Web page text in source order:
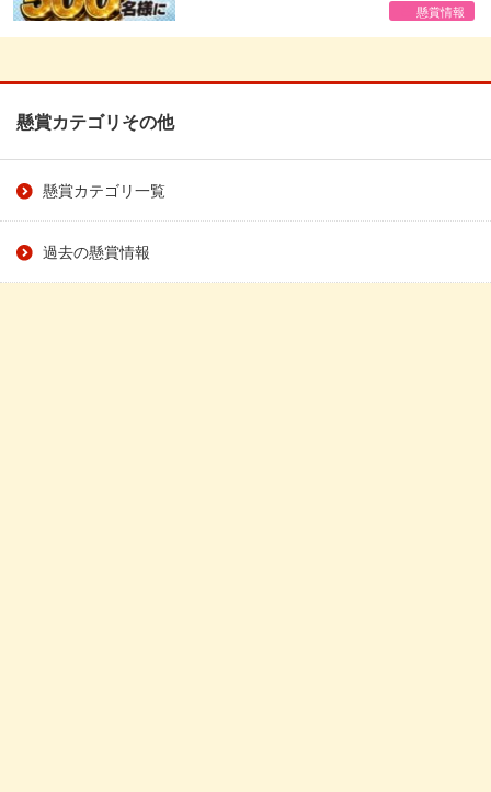
懸賞情報
懸賞カテゴリその他
懸賞カテゴリ一覧
過去の懸賞情報